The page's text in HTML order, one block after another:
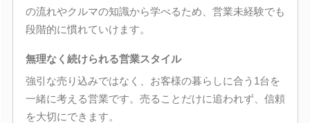
の流れやクルマの知識から学べるため、営業未経験でも
段階的に慣れていけます。
無理なく続けられる営業スタイル
強引な売り込みではなく、お客様の暮らしに合う1台を
一緒に考える営業です。売ることだけに追われず、信頼
を大切にできます。